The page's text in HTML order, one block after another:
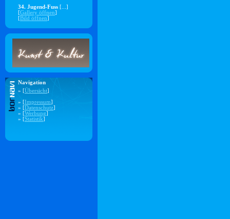
34. Jugend-Fuss [...]
[Gallery öffnen]
[Bild öffnen]
Navigation
» [Übersicht]
» [Impressum]
» [Datenschutz]
» [Werbung]
» [Statistik]